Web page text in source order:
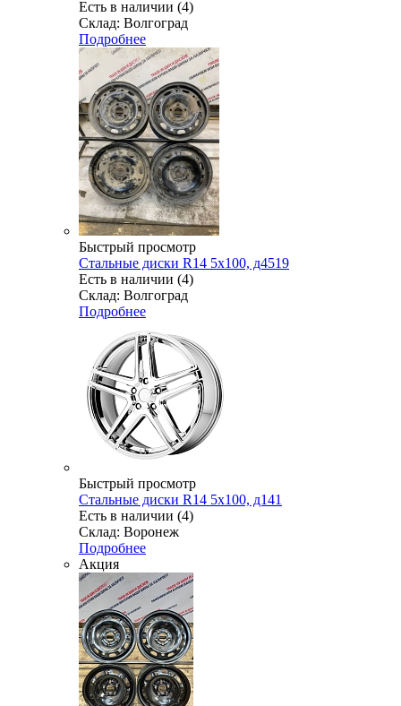
Есть в наличии (4)
Склад: Волгоград
Подробнее
Быстрый просмотр
Стальные диски R14 5x100, д4519
Есть в наличии (4)
Склад: Волгоград
Подробнее
Быстрый просмотр
Стальные диски R14 5x100, д141
Есть в наличии (4)
Склад: Воронеж
Подробнее
Акция